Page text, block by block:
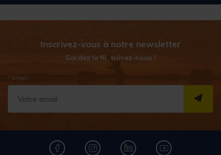
Inscrivez-vous à notre newsletter
Gardez le fil, suivez-nous !
* Email